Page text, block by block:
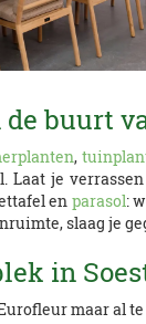
buurt
,
je
en parasol:
slaag je
in
maar al